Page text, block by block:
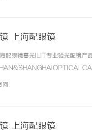
上海配眼镜
配眼镜暮光ILIT专业验光配镜产
与上海设有4家门店。以完整验
网
上海配眼镜